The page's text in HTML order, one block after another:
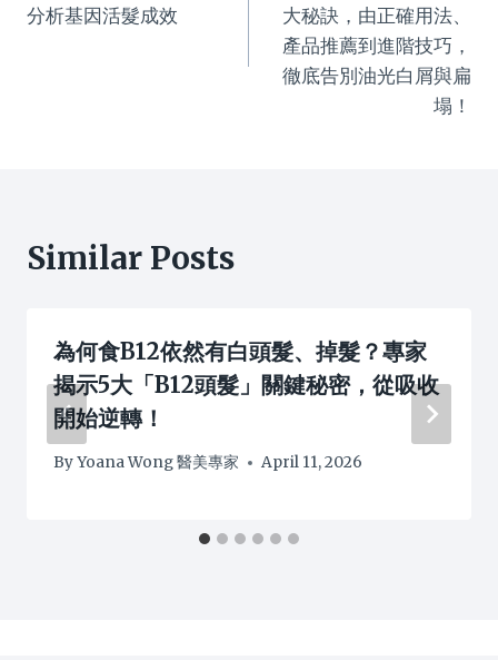
分析基因活髮成效
大秘訣，由正確用法、
產品推薦到進階技巧，
徹底告別油光白屑與扁
塌！
Similar Posts
為何食B12依然有白頭髮、掉髮？專家
揭示5大「B12頭髮」關鍵秘密，從吸收
開始逆轉！
ByYoana Wong 醫美專家 April 11, 2026